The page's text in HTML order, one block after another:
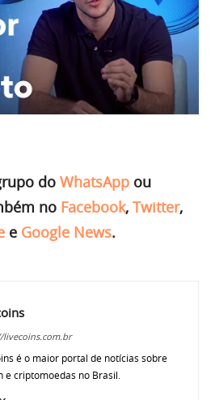
do WhatsApp ou
no Facebook, Twitter,
e Google News.
é o maior portal de notícias sobre
e criptomoedas no Brasil.